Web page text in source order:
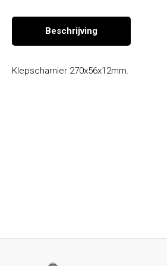
Beschrijving
Klepscharnier 270x56x12mm.